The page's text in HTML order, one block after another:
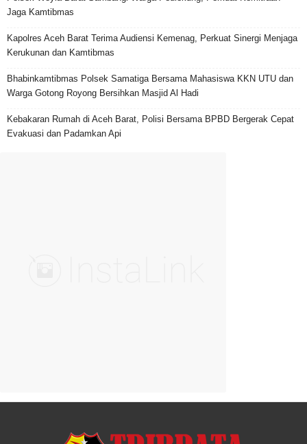
Jaga Kamtibmas
Kapolres Aceh Barat Terima Audiensi Kemenag, Perkuat Sinergi Menjaga
Kerukunan dan Kamtibmas
Bhabinkamtibmas Polsek Samatiga Bersama Mahasiswa KKN UTU dan
Warga Gotong Royong Bersihkan Masjid Al Hadi
Kebakaran Rumah di Aceh Barat, Polisi Bersama BPBD Bergerak Cepat
Evakuasi dan Padamkan Api